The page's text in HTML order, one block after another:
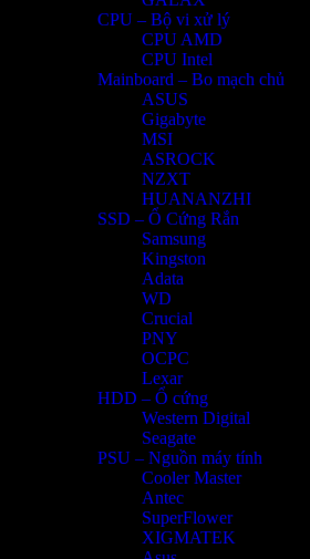
CPU – Bộ vi xử lý
CPU AMD
CPU Intel
Mainboard – Bo mạch chủ
ASUS
Gigabyte
MSI
ASROCK
NZXT
HUANANZHI
SSD – Ổ Cứng Rắn
Samsung
Kingston
Adata
WD
Crucial
PNY
OCPC
Lexar
HDD – Ổ cứng
Western Digital
Seagate
PSU – Nguồn máy tính
Cooler Master
Antec
SuperFlower
XIGMATEK